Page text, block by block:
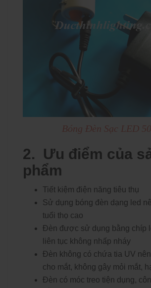
Bóng Đèn Sạc LED
2. Ưu điểm của
phẩm
Tiết kiệm điện năng tiêu thụ
Sử dụng bóng đèn dạng led
tuổi thọ cao
Đèn được sử dụng bằng chíp
liên tục không nhấp nháy
Đèn không có chứa tia UV
cho mắt, không gây mỏi mắt,
Đèn có móc treo tiện dụng,